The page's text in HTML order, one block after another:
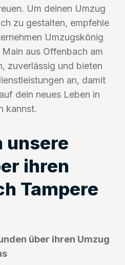
Um deinen Umzug
zu gestalten, empfehle
Umzugskönig
aus Offenbach am
zuverlässig und bieten
an, damit
dein neues Leben in
kannst.
unsere
ihren
Tampere
über ihren Umzug